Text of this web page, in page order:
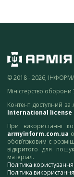
© 2018 - 2026,
Міністерство оборони
Контент доступний за
International license
При використанні
armyinform.com.ua
обов’язковим є
відкритого для
матеріал.
Політика
Політика